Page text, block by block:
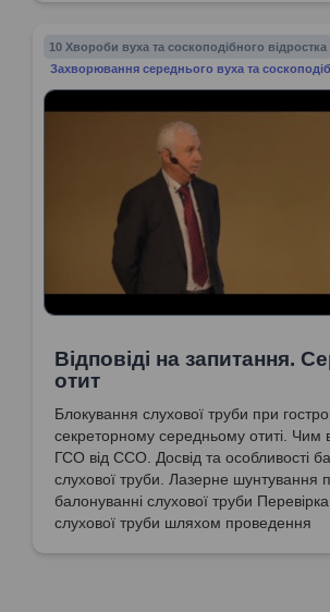
10 Хвороби вуха та соскоподібного відростка
Захворювання середнього вуха та
Відповіді на запитання.
отит
Блокування слухової труби при
секреторному середньому отиті. Чим
ГСО від ССО. Досвід та особливості
слухової труби. Лазерне шунтування
балонуванні слухової труби
слухової труби шляхом проведення